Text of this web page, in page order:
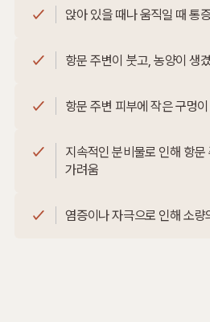
앉아 있을 때나 움직일 때 통
항문 주변이 붓고, 농양이 생
항문 주변 피부에 작은 구멍
지속적인 분비물로 인해 항
가려움
염증이나 자극으로 인해 소량